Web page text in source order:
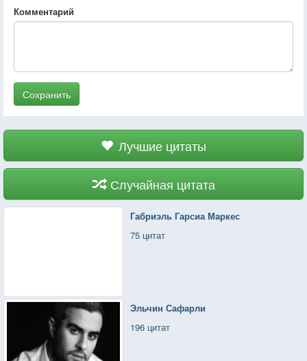
Комментарий
Сохранить
Лучшие цитаты
Случайная цитата
Габриэль Гарсиа Маркес
75 цитат
Эльчин Сафарли
196 цитат